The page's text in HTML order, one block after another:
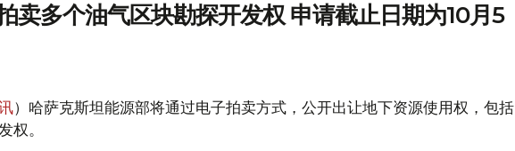
卖多个油气区块勘探开发权 申请截止日期为10月5
）哈萨克斯坦能源部将通过电子拍卖方式，公开出让地下资源使用权，包括
权。